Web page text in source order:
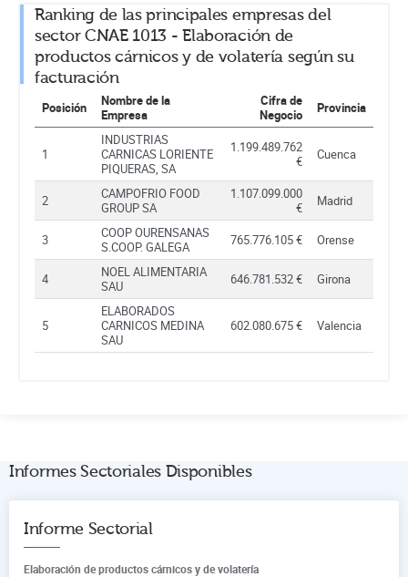
Ranking de las principales empresas del
sector CNAE 1013 - Elaboración de
productos cárnicos y de volatería según su
facturación
Posición
Nombre de la
Empresa
Cifra de
Negocio
Provincia
1
INDUSTRIAS
CARNICAS LORIENTE
PIQUERAS, SA
1.199.489.762
€
Cuenca
2
CAMPOFRIO FOOD
GROUP SA
1.107.099.000
€
Madrid
3
COOP OURENSANAS
S.COOP. GALEGA
765.776.105 € Orense
4
NOEL ALIMENTARIA
SAU
646.781.532 € Girona
5
ELABORADOS
CARNICOS MEDINA
SAU
602.080.675 € Valencia
Informes Sectoriales Disponibles
Informe Sectorial
Elaboración de productos cárnicos y de volatería